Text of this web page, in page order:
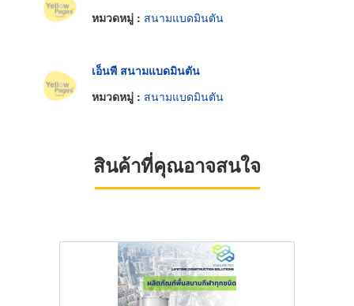
หมวดหมู่ : สนามแบดมินตัน
เอ็นพี สนามแบดมินตัน
หมวดหมู่ : สนามแบดมินตัน
สินค้าที่คุณอาจสนใจ